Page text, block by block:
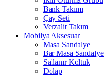
Bank Takımı
Çay Seti
Verzalit Takım
Mobilya Aksesuar
Masa Sandalye
Bar Masa Sandalye
Sallanır Koltuk
Dolap